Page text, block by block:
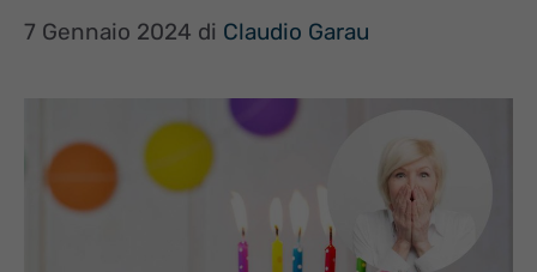
7 Gennaio 2024 di Claudio Garau